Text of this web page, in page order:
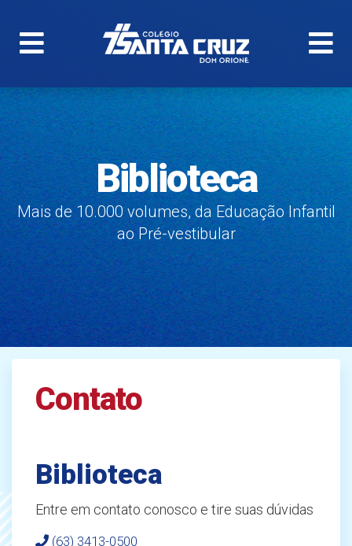
Biblioteca
Mais de 10.000 volumes, da Educação Infantil
ao Pré-vestibular
Contato
Biblioteca
Entre em contato conosco e tire suas dúvidas
(63) 3413-0500